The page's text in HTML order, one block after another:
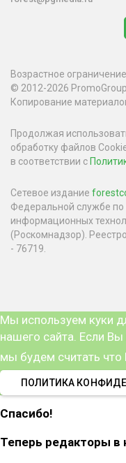
Возрастное
© 2012-2026
Копирование
Продолжая
обработку файлов
в соответствии с
Сетевое издание
Федеральной службе по
информационных
(Роскомнадзор).
- 76719.
Мы используем куки
нашего сайта. Если
мы будем считать что
ПОЛИТИКА
Спасибо!
Теперь редакторы в